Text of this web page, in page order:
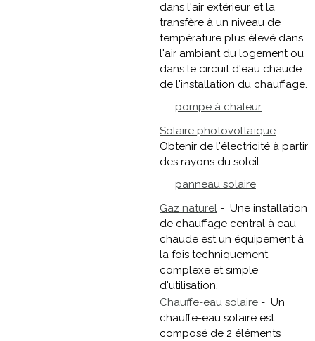
dans l'air extérieur et la
transfère à un niveau de
température plus élevé dans
l'air ambiant du logement ou
dans le circuit d'eau chaude
de l'installation du chauffage.
pompe à chaleur
Solaire photovoltaïque -
Obtenir de l'électricité à partir
des rayons du soleil
panneau solaire
Gaz naturel - Une installation
de chauffage central à eau
chaude est un équipement à
la fois techniquement
complexe et simple
d'utilisation.
Chauffe-eau solaire - Un
chauffe-eau solaire est
composé de 2 éléments